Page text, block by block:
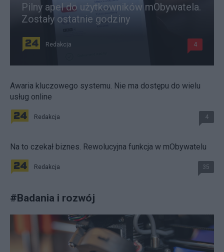
Pilny apel do użytkowników mObywatela.
Zostały ostatnie godziny
Redakcja 4
Awaria kluczowego systemu. Nie ma dostępu do wielu
usług online
Redakcja 4
Na to czekał biznes. Rewolucyjna funkcja w mObywatelu
Redakcja 35
#Badania i rozwój